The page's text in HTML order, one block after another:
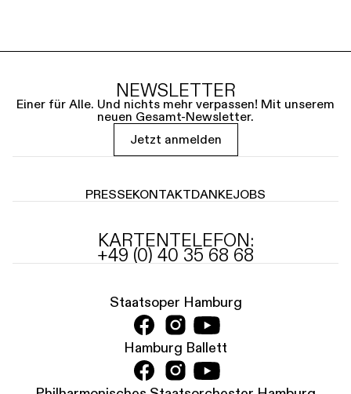
NEWSLETTER
Einer für Alle. Und nichts mehr verpassen! Mit unserem
neuen Gesamt-Newsletter.
Jetzt anmelden
PRESSEKONTAKTDANKEJOBS
KARTENTELEFON:
+49 (0) 40 35 68 68
Staatsoper Hamburg
Hamburg Ballett